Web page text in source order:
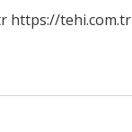
https://tehi.com.tr